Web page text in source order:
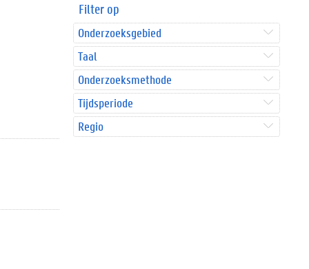
Filter op
Onderzoeksgebied
Taal
Onderzoeksmethode
Tijdsperiode
Regio